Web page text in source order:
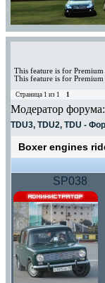
This feature is for Premium
This feature is for Premium
Страница 1 из 1 1
Модератор форума:
TDU3, TDU2, TDU -
Boxer engines
SP038